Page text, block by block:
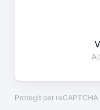
Protegit per reCAPTCHA